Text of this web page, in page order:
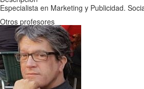
Especialista en Marketing y Publicidad.
Otros profesores